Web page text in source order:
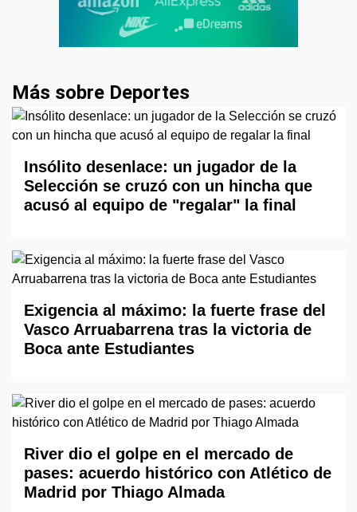
Más sobre Deportes
Insólito desenlace: un jugador de la
Selección se cruzó con un hincha que
acusó al equipo de "regalar" la final
Exigencia al máximo: la fuerte frase del
Vasco Arruabarrena tras la victoria de
Boca ante Estudiantes
River dio el golpe en el mercado de
pases: acuerdo histórico con Atlético de
Madrid por Thiago Almada